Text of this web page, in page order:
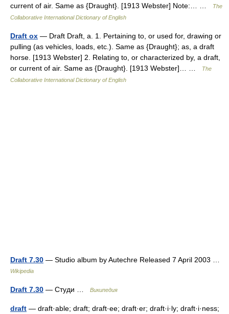
current of air. Same as {Draught}. [1913 Webster] Note:… …
The
Collaborative International Dictionary of English
Draft ox — Draft Draft, a. 1. Pertaining to, or used for, drawing or
pulling (as vehicles, loads, etc.). Same as {Draught}; as, a draft
horse. [1913 Webster] 2. Relating to, or characterized by, a draft,
or current of air. Same as {Draught}. [1913 Webster]… …
The
Collaborative International Dictionary of English
Draft 7.30 — Studio album by Autechre Released 7 April 2003 …
Wikipedia
Draft 7.30 — Студи … Википедия
draft — draft·able; draft; draft·ee; draft·er; draft·i·ly; draft·i·ness;